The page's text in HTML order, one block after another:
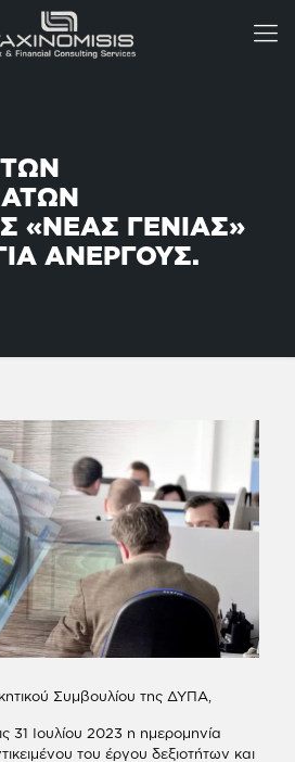
«ΝΕΑΣ ΓΕΝΙΑΣ»
ΑΝΕΡΓΟΥΣ.
Συμβουλίου της ΔΥΠΑ,
31 Ιουλίου 2023 η ημερομηνία
του έργου δεξιοτήτων και